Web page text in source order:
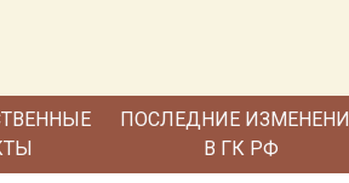
ПОСЛЕДНИЕ
В ГК РФ